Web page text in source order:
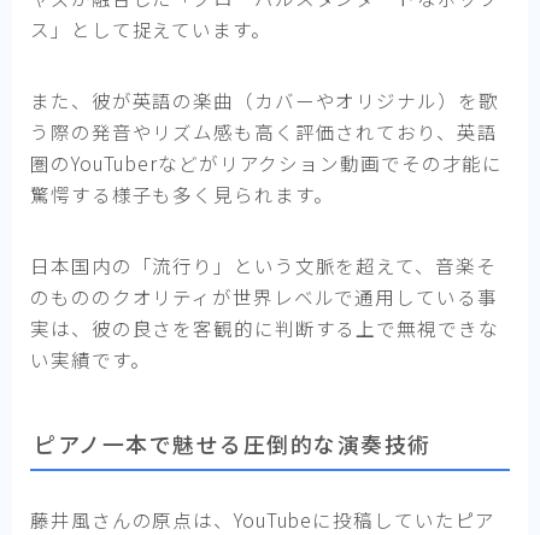
ス」として捉えています。
また、彼が英語の楽曲（カバーやオリジナル）を歌
う際の発音やリズム感も高く評価されており、英語
圏のYouTuberなどがリアクション動画でその才能に
驚愕する様子も多く見られます。
日本国内の「流行り」という文脈を超えて、音楽そ
のもののクオリティが世界レベルで通用している事
実は、彼の良さを客観的に判断する上で無視できな
い実績です。
ピアノ一本で魅せる圧倒的な演奏技術
藤井風さんの原点は、YouTubeに投稿していたピア